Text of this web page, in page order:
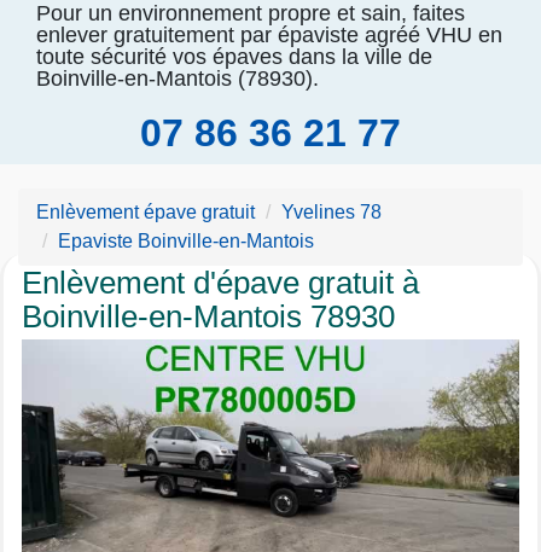
Pour un environnement propre et sain, faites
enlever gratuitement par épaviste agréé VHU en
toute sécurité vos épaves dans la ville de
Boinville-en-Mantois (78930).
07 86 36 21 77
Enlèvement épave gratuit
Yvelines 78
Epaviste Boinville-en-Mantois
Enlèvement d'épave gratuit à
Boinville-en-Mantois 78930